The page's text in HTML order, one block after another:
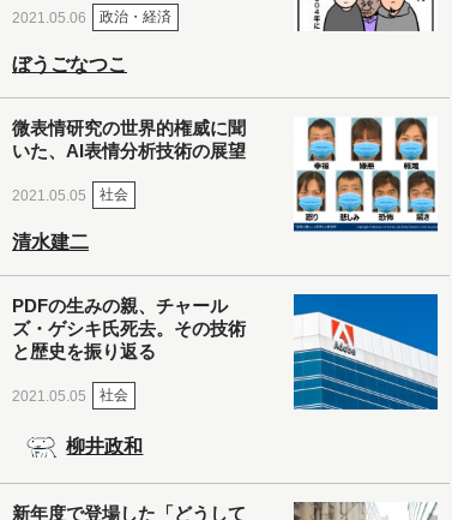
2021.05.06 政治・経済
ぼうごなつこ
微表情研究の世界的権威に聞
いた、AI表情分析技術の展望
2021.05.05 社会
清水建二
PDFの生みの親、チャール
ズ・ゲシキ氏死去。その技術
と歴史を振り返る
2021.05.05 社会
柳井政和
新年度で登場した「どうして